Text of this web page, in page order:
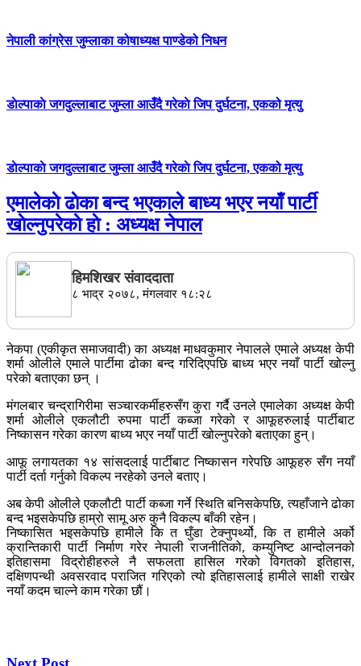
नेपाली कांग्रेस जुम्लाका कोषाध्यक्ष पाण्डेको निधन
डाेल्पाकाे जगदुल्लाबाट जुम्ला आउँदै गरेकाे जिप दुर्घटना, एकको मृत्यु
डाेल्पाकाे जगदुल्लाबाट जुम्ला आउँदै गरेकाे जिप दुर्घटना, एकको मृत्यु
एमालेकाे ढाेका बन्द भएकाले बाध्य भएर नयाँ पार्टी
खाेल्नुपरेकाे हाे : अध्यक्ष नेपाल
हिमशिखर संवाददाता
८ भाद्र २०७८, मंगलवार १८:२८
नेकपा (एकीकृत समाजवादी) का अध्यक्ष माधवकुमार नेपालले एमाले अध्यक्ष केपी
शर्मा ओलीले एमाले पार्टीमा ढोका बन्द गरिदिएपछि बाध्य भएर नयाँ पार्टी खोल्नु
परेको बताएका छन् ।
मंगलबार चन्द्रागिरीमा सञ्चारकर्मीहरुसँग कुरा गर्दै उनले एमालेका अध्यक्ष केपी
शर्मा ओलीले एकलौटी रुपमा पार्टी कब्जा गरेको र आफूहरुलाई पार्टीबाट
निष्कासन गरेका कारण बाध्य भएर नयाँ पार्टी खोल्नुपरेको बताएका हुन्।
आफू लगायतका १४ सांसदलाई पार्टीबाट निष्कासन गरेपछि आफूहरु सँग नयाँ
पार्टी दर्ता गर्नुको विकल्प नरहेको उनले बताए।
अब केपी ओलीले एकलौटी पार्टी कब्जा गर्ने स्थिति बनिसकेपछि, त्यहाँजाने ढोका
बन्द भइसकेपछि हाम्रो सामू अरु कुनै विकल्प बाँकी रहेन।
निष्कासित भइसकेपछि हामीले कि त घुँडा टेक्नुपर्थ्यो, कि त हामीले अर्को
क्रान्तिकारी पार्टी निर्माण गरेर नेपाली राजनीतिको, कम्युनिष्ट आन्दोलनको
इतिहासमा विद्रोहीहरुले नै सफलता हासिल गरेको विगतको इतिहास,
दक्षिणपन्थी अवसरवाद पराजित गरिएको त्यो इतिहासलाई हामीले साक्षी राखेर
नयाँ कदम चाल्ने काम गरेका छौं।